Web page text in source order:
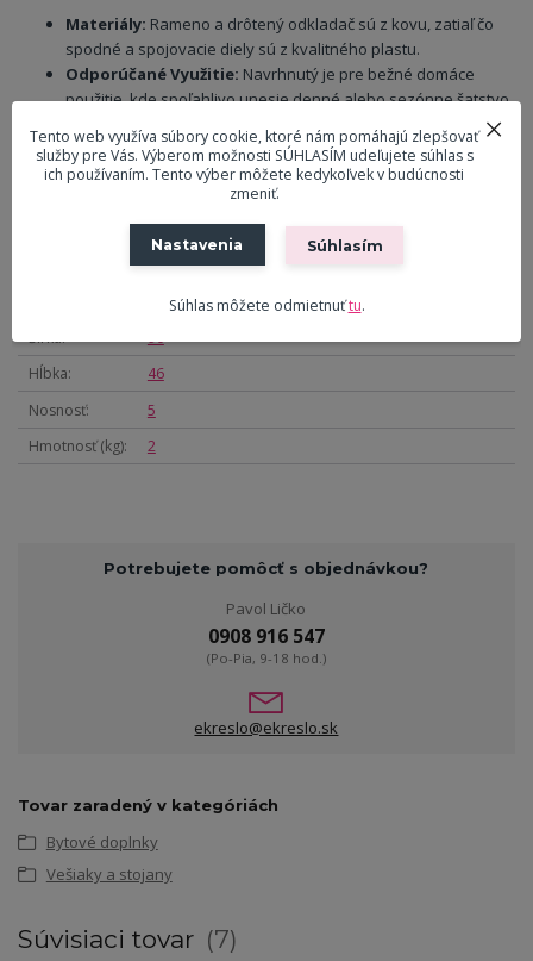
Materiály: Rameno a drôtený odkladač sú z kovu, zatiaľ čo
spodné a spojovacie diely sú z kvalitného plastu.
Odporúčané Využitie: Navrhnutý je pre bežné domáce
použitie, kde spoľahlivo unesie denné alebo sezónne šatstvo.
Parametre
Kov / plast
Čierna / chrómová
94-168
Šírka
90
Hĺbka
46
Nosnosť
5
Hmotnosť (kg)
2
Potrebujete pomôcť s objednávkou?
Pavol Ličko
0908 916 547
(Po-Pia, 9-18 hod.)
ekreslo@ekreslo.sk
Tovar zaradený v kategóriách
Bytové doplnky
Vešiaky a stojany
Súvisiaci tovar 7
Tento web využíva súbory cookie, ktoré nám pomáhajú zlepšovať
služby pre Vás. Výberom možnosti SÚHLASÍM udeľujete súhlas s
ich používaním. Tento výber môžete kedykoľvek v budúcnosti
zmeniť.
Nastavenia Súhlasím
Súhlas môžete odmietnuťtu.